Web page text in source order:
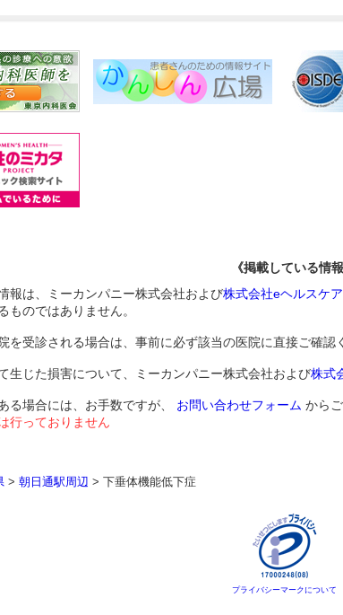
《掲載している情
報は、ミーカンパニー株式会社および株式会社eヘルスケア
ものではありません。
を受診される場合は、事前に必ず該当の医院に直接ご確認
生じた損害について、ミーカンパニー株式会社および株式
る場合には、お手数ですが、 お問い合わせフォーム から
行っておりません
> 朝日通駅周辺 > 下垂体機能低下症
プライバシーマークについて